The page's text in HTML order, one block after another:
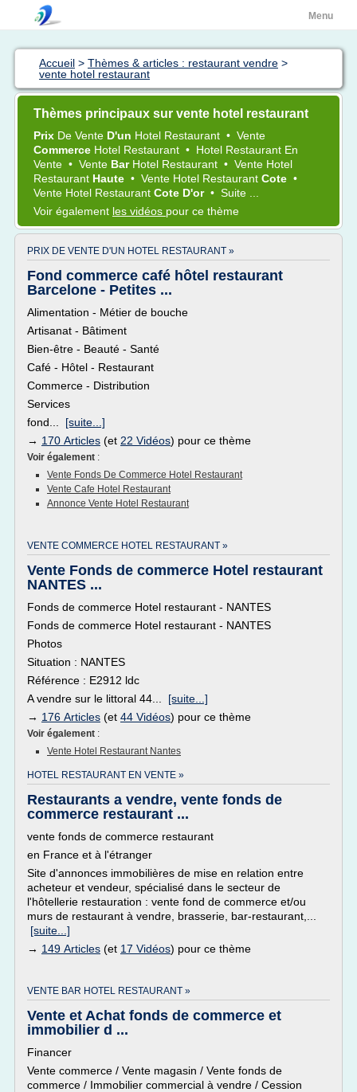
Menu
Accueil > Thèmes & articles : restaurant vendre >
vente hotel restaurant
Thèmes principaux sur vente hotel restaurant
Prix De Vente D'un Hotel Restaurant • Vente
Commerce Hotel Restaurant • Hotel Restaurant En
Vente • Vente Bar Hotel Restaurant • Vente Hotel
Restaurant Haute • Vente Hotel Restaurant Cote •
Vente Hotel Restaurant Cote D'or • Suite ...
Voir également les vidéos pour ce thème
PRIX DE VENTE D'UN HOTEL RESTAURANT »
Fond commerce café hôtel restaurant
Barcelone - Petites ...
Alimentation - Métier de bouche
Artisanat - Bâtiment
Bien-être - Beauté - Santé
Café - Hôtel - Restaurant
Commerce - Distribution
Services
fond... [suite...]
→ 170 Articles (et 22 Vidéos) pour ce thème
Voir également :
Vente Fonds De Commerce Hotel Restaurant
Vente Cafe Hotel Restaurant
Annonce Vente Hotel Restaurant
VENTE COMMERCE HOTEL RESTAURANT »
Vente Fonds de commerce Hotel restaurant
NANTES ...
Fonds de commerce Hotel restaurant - NANTES
Fonds de commerce Hotel restaurant - NANTES
Photos
Situation : NANTES
Référence : E2912 ldc
A vendre sur le littoral 44... [suite...]
→ 176 Articles (et 44 Vidéos) pour ce thème
Voir également :
Vente Hotel Restaurant Nantes
HOTEL RESTAURANT EN VENTE »
Restaurants a vendre, vente fonds de
commerce restaurant ...
vente fonds de commerce restaurant
en France et à l'étranger
Site d'annonces immobilières de mise en relation entre
acheteur et vendeur, spécialisé dans le secteur de
l'hôtellerie restauration : vente fond de commerce et/ou
murs de restaurant à vendre, brasserie, bar-restaurant,...
[suite...]
→ 149 Articles (et 17 Vidéos) pour ce thème
VENTE BAR HOTEL RESTAURANT »
Vente et Achat fonds de commerce et
immobilier d ...
Financer
Vente commerce / Vente magasin / Vente fonds de
commerce / Immobilier commercial à vendre / Cession